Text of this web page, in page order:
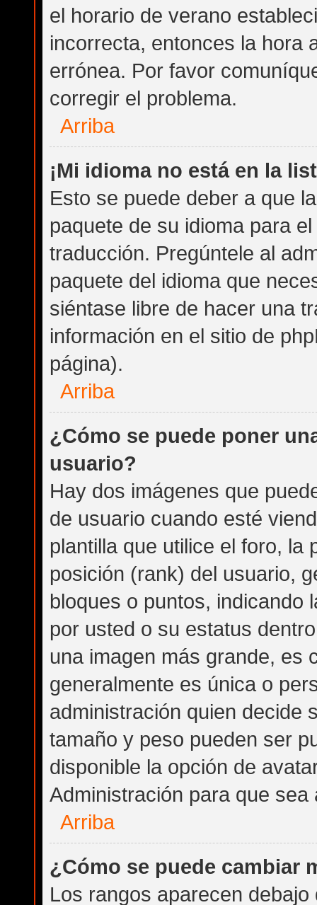
el horario de verano
incorrecta, entonces la hora
errónea. Por favor
corregir el problema.
Arriba
¡Mi idioma no está en la
Esto se puede deber a que
paquete de su idioma para
traducción. Pregúntele al
paquete del idioma que
siéntase libre de hacer una
información en el sitio de
página).
Arriba
¿Cómo se puede poner
usuario?
Hay dos imágenes que
de usuario cuando esté
plantilla que utilice el foro, la
posición (rank) del usuario,
bloques o puntos, indicando
por usted o su estatus
una imagen más grande, es
generalmente es única o
administración quien decide
tamaño y peso pueden ser
disponible la opción de
Administración para que sea
Arriba
¿Cómo se puede cambiar
Los rangos aparecen